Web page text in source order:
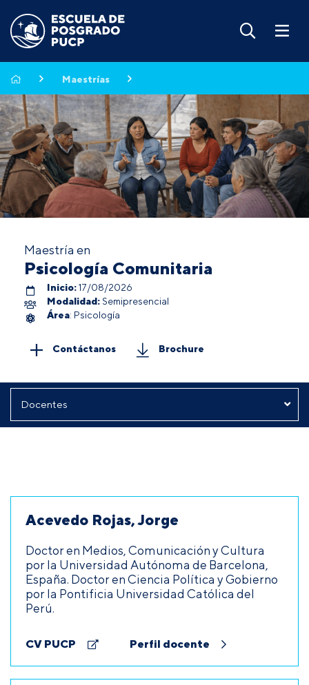
Maestrías
Maestría en
Psicología Comunitaria
Inicio:17/08/2026
Modalidad: Semipresencial
Área: Psicología
Contáctanos Brochure
Acevedo Rojas, Jorge
Doctor en Medios, Comunicación y Cultura
por la Universidad Autónoma de Barcelona,
España. Doctor en Ciencia Política y Gobierno
por la Pontificia Universidad Católica del
Perú.
CV PUCP Perfil docente